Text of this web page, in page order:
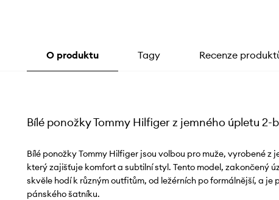
O produktu Tagy Recenze
Bílé ponožky Tommy Hilfiger z jemného úpletu 2-
Bílé ponožky Tommy Hilfiger jsou volbou pro muže, vyrobené z
který zajišťuje komfort a subtilní styl. Tento model, zakončený
skvěle hodí k různým outfitům, od ležérních po formálnější, a je
pánského šatníku.